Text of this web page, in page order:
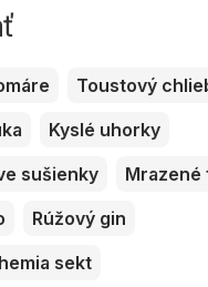
Toustový
Kyslé uhorky
sušienky
Mrazené
Rúžový gin
sekt